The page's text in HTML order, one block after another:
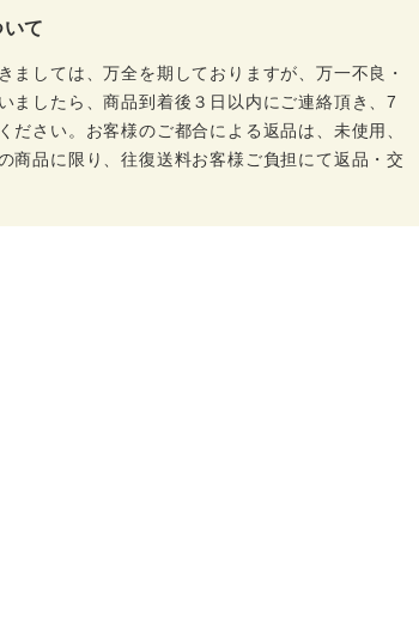
て
ましては、万全を期しておりますが、万一不良・
ましたら、商品到着後３日以内にご連絡頂き、7
ださい。お客様のご都合による返品は、未使用、
商品に限り、往復送料お客様ご負担にて返品・交
。